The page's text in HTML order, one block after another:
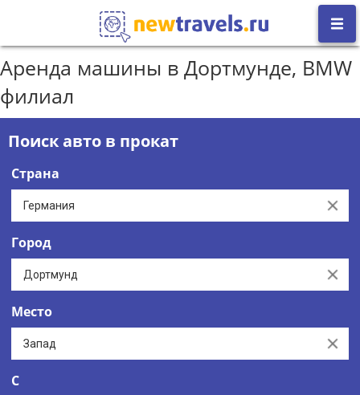
Аренда машины в Дортмунде, BMW
филиал
Поиск авто в прокат
Страна
Clear
Город
Clear
Место
Clear
С